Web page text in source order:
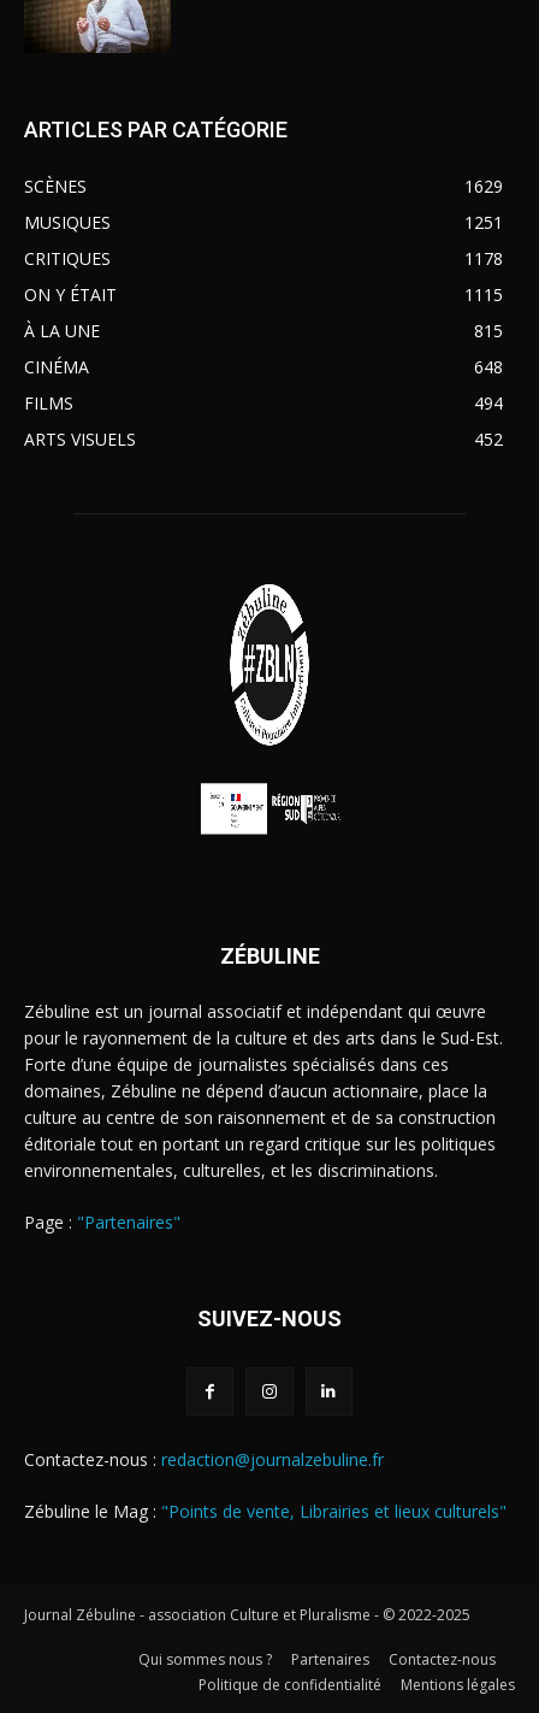
ARTICLES PAR CATÉGORIE
SCÈNES
1629
MUSIQUES
1251
CRITIQUES
1178
ON Y ÉTAIT
1115
À LA UNE
815
CINÉMA
648
FILMS
494
ARTS VISUELS
452
ZÉBULINE
Zébuline est un journal associatif et indépendant qui œuvre
pour le rayonnement de la culture et des arts dans le Sud-Est.
Forte d’une équipe de journalistes spécialisés dans ces
domaines, Zébuline ne dépend d’aucun actionnaire, place la
culture au centre de son raisonnement et de sa construction
éditoriale tout en portant un regard critique sur les politiques
environnementales, culturelles, et les discriminations.
Page : "Partenaires"
SUIVEZ-NOUS
Contactez-nous : redaction@journalzebuline.fr
Zébuline le Mag : "Points de vente, Librairies et lieux culturels"
Journal Zébuline - association Culture et Pluralisme - © 2022-2025
Qui sommes nous ? Partenaires
Contactez-nous
Politique de confidentialité
Mentions légales